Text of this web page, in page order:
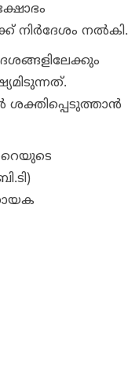
നിര്‍ദേശം നല്‍കി.
ശക്തിപ്പെടുത്താന്‍